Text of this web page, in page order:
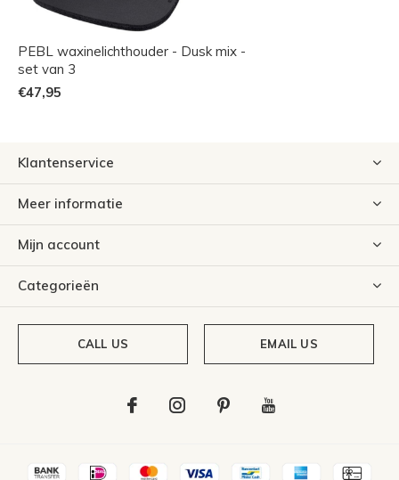
PEBL waxinelichthouder - Dusk mix -
set van 3
€47,95
Klantenservice
Meer informatie
Mijn account
Categorieën
CALL US EMAIL US